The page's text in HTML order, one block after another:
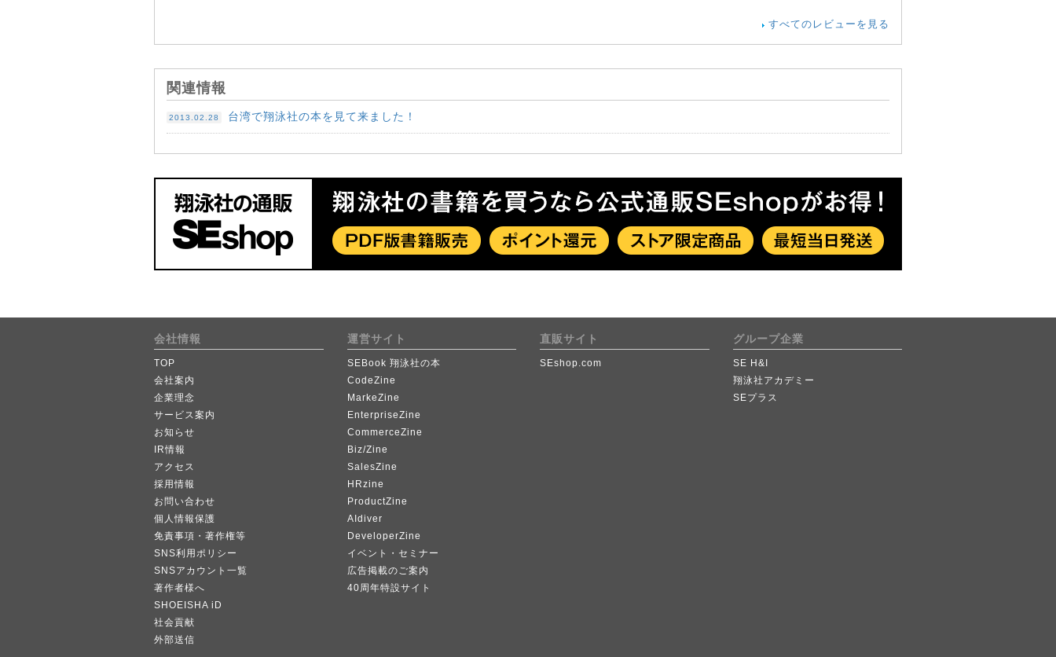
すべてのレビューを見る
関連情報
2013.02.28 台湾で翔泳社の本を見て来ました！
会社情報
TOP
会社案内
企業理念
サービス案内
お知らせ
IR情報
アクセス
採用情報
お問い合わせ
個人情報保護
免責事項・著作権等
SNS利用ポリシー
SNSアカウント一覧
著作者様へ
SHOEISHA iD
社会貢献
外部送信
運営サイト
SEBook 翔泳社の本
CodeZine
MarkeZine
EnterpriseZine
CommerceZine
Biz/Zine
SalesZine
HRzine
ProductZine
AIdiver
DeveloperZine
イベント・セミナー
広告掲載のご案内
40周年特設サイト
直販サイト
SEshop.com
グループ企業
SE H&I
翔泳社アカデミー
SEプラス